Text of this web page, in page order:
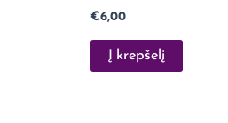
€6,00
Į krepšelį